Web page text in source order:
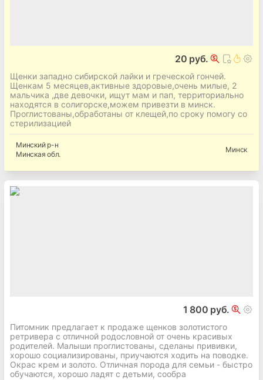
20 руб.
Щенки западно сибирской лайки и греческой гончей.
Щенкам 5 месяцев,активные здоровые,очень милые, 2
мальчика ,две девочки, ищут мам и пап, территориально
находятся в солигорске,можем привезти в минск.
Проглистованы,обработаны от клещей,по сроку помогу со
стерилизацией
Минскийр-н
Минская обл.
Минск
1 800 руб.
Питомник предлагает к продаже щенков золотистого
ретривера с отличной родословной от очень красивых
родителей. Малыши проглистованы, сделаны прививки,
хорошо социализированы, приучаются ходить на поводке.
Окрас крем и золото. Отличная порода для семьи - быстро
обучаются, хорошо ладят с детьми, сообра